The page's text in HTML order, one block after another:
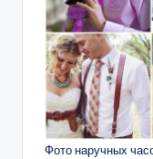
Фото наручных